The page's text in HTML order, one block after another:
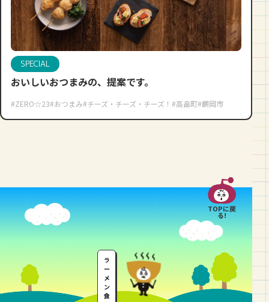
SPECIAL
おいしいおつまみの、提案です。
#ZERO☆23#おつまみ#チーズ・チーズ・チーズ！ #高畠町#鶴岡市
TOPに戻
る!
ラ
ー
メ
ン
食